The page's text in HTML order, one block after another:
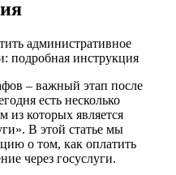
административное
подробная инструкция
– важный этап после
есть несколько
из которых является
В этой статье мы
о том, как оплатить
через госуслуги.